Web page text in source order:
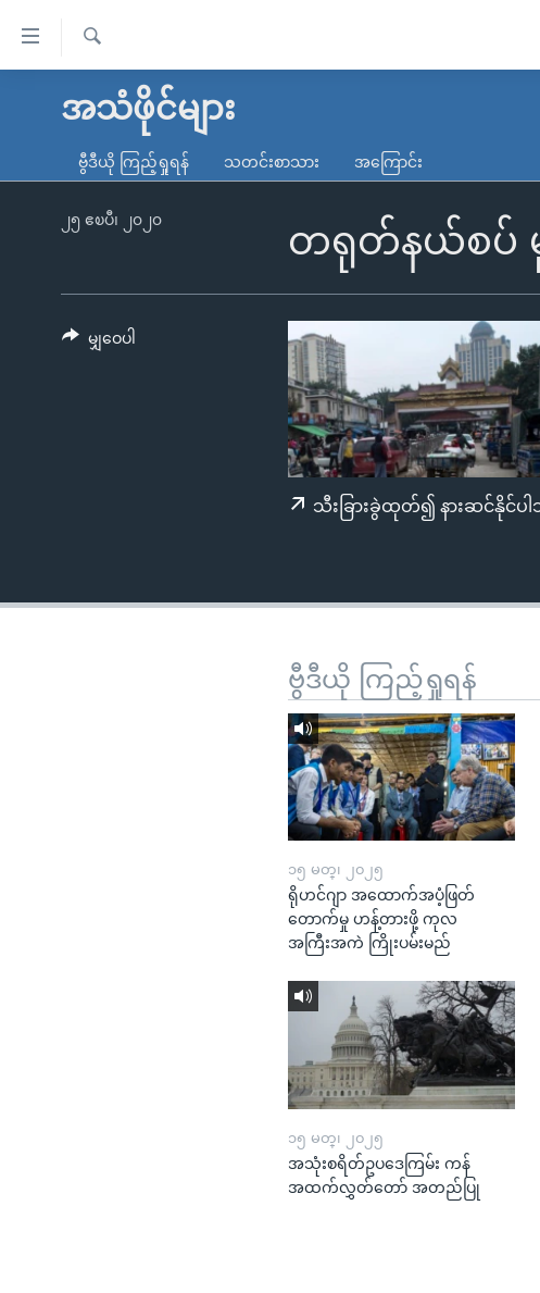
လွယ်ကူ
သည့်
ကျော်
မူလစာမျက်နှာ
ကမ္ဘာ့သတင်းများ
နိုင်ငံတကာ
တရုတ်
အစ္စရေး-ပါလက်စတိုင်း
ရပ်ဝန်းတခု လမ်းတခု အလွန်
အင်္ဂလိပ်စာလေ့လာမယ်
ရ
အသံဖိုင်များ
ဗွီဒီယို ကြည့်ရှုရန် သတင်းစာသား အကြောင်း
တရုတ်နယ်စပ်
၂၅ ဧၿပီ၊ ၂၀၂၀
သီးခြားခွဲထုတ်၍ နားဆင်နိုင်ပ
မျှဝေပါ
ဗွီဒီယို ကြည့်ရှုရန်
၁၅ မတ္၊ ၂၀၂၅
ရိုဟင်ဂျာ အထောက်အပံ့ဖြတ်
တောက်မှု ဟန့်တားဖို့ ကုလ
အကြီးအကဲ ကြိုးပမ်းမည်
၁၅ မတ္၊ ၂၀၂၅
အသုံးစရိတ်ဥပဒေကြမ်း ကန်
အထက်လွှတ်တော် အတည်ပြု